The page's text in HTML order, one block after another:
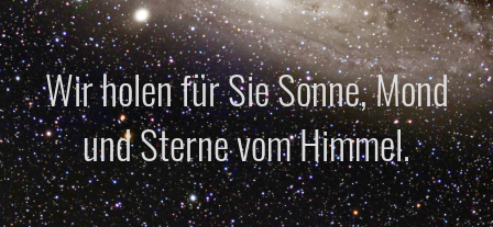
Wir holen für Sie Sonne, Mond
und Sterne vom Himmel.